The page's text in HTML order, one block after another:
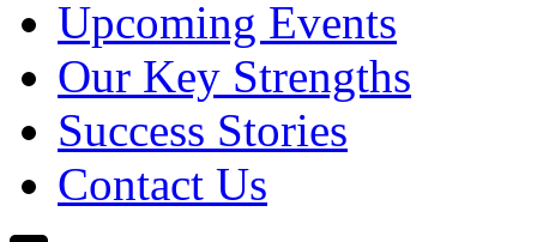
Upcoming Events
Our Key Strengths
Success Stories
Contact Us